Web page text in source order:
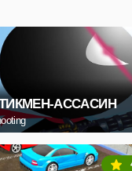
АССАСИН